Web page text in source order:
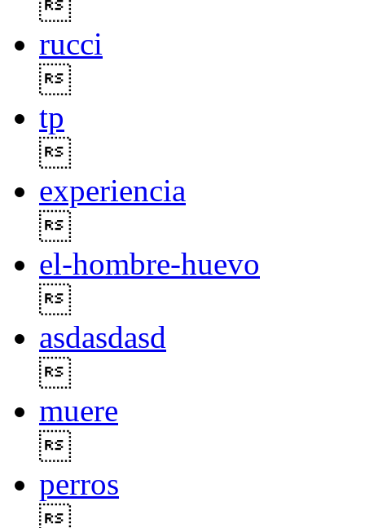
rucci
tp
experiencia
el-hombre-huevo
asdasdasd
muere
perros